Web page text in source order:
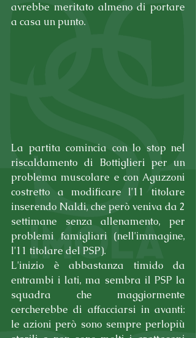
avrebbe meritato almeno di portare
a casa un punto.
La partita comincia con lo stop nel
riscaldamento di Bottiglieri per un
problema muscolare e con Aguzzoni
costretto a modificare l'11 titolare
inserendo Naldi, che però veniva da 2
settimane senza allenamento, per
problemi famigliari (nell'immagine,
l'11 titolare del PSP).
L'inizio è abbastanza timido da
entrambi i lati, ma sembra il PSP la
squadra che maggiormente
cercherebbe di affacciarsi in avanti:
le azioni però sono sempre perlopiù